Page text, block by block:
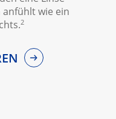
wie ein
2